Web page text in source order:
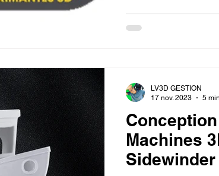
Machines
LV3D GESTION
17 nov. 2023
5